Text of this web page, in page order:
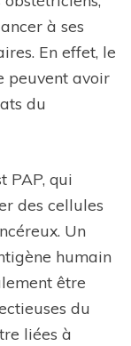
à ses
En effet, le
peuvent avoir
du
PAP, qui
des cellules
Un
humain
être
du
liées à